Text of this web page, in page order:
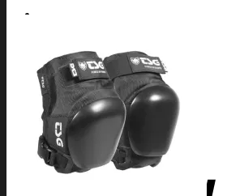
Cart
No products in the cart.